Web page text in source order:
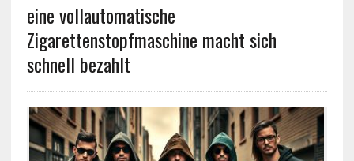
eine vollautomatische
Zigarettenstopfmaschine macht sich
schnell bezahlt